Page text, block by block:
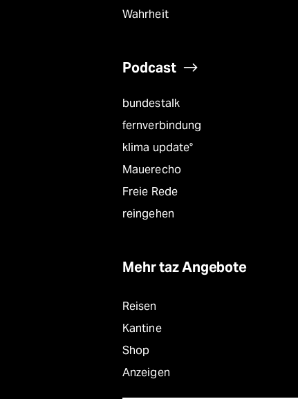
Wahrheit
Podcast
bundestalk
fernverbindung
klima update°
Mauerecho
Freie Rede
reingehen
Mehr taz Angebote
Reisen
Kantine
Shop
Anzeigen